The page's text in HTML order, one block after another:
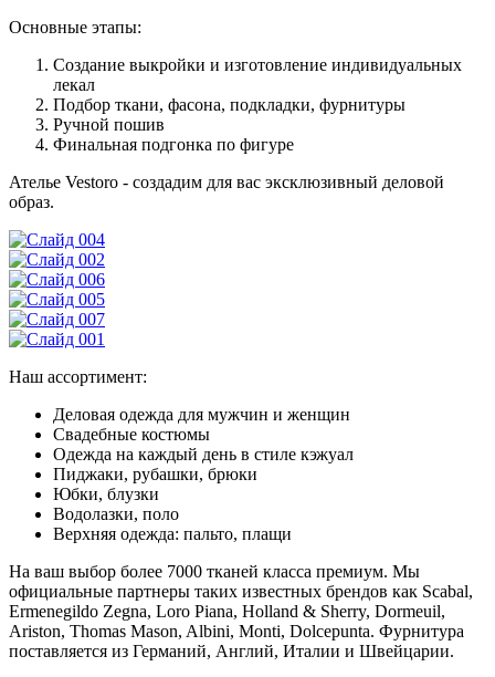
Основные этапы:
Создание выкройки и изготовление индивидуальных
лекал
Подбор ткани, фасона, подкладки, фурнитуры
Ручной пошив
Финальная подгонка по фигуре
Ателье Vestoro - создадим для вас эксклюзивный деловой
образ.
Наш ассортимент:
Деловая одежда для мужчин и женщин
Свадебные костюмы
Одежда на каждый день в стиле кэжуал
Пиджаки, рубашки, брюки
Юбки, блузки
Водолазки, поло
Верхняя одежда: пальто, плащи
На ваш выбор более 7000 тканей класса премиум. Мы
официальные партнеры таких известных брендов как Scabal,
Ermenegildo Zegna, Loro Piana, Holland & Sherry, Dormeuil,
Ariston, Thomas Mason, Albini, Monti, Dolcepunta. Фурнитура
поставляется из Германий, Англий, Италии и Швейцарии.